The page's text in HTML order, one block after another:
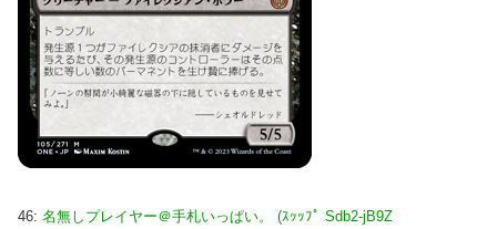
46: 名無しプレイヤー＠手札いっぱい。 (ｽｯｯﾌﾟ Sdb2-jB9Z